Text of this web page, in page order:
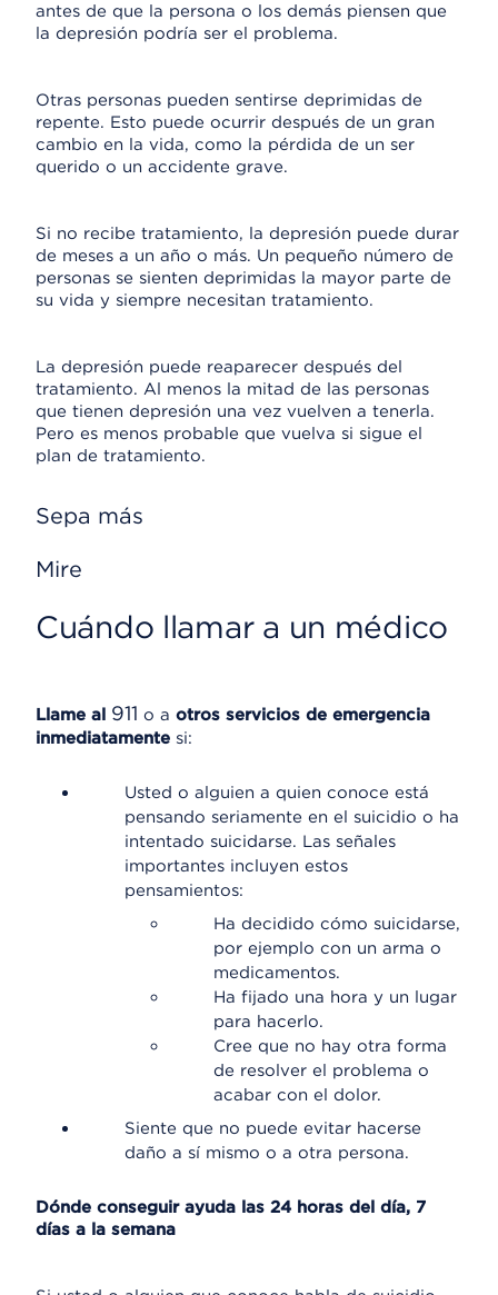
antes de que la persona o los demás piensen que
la depresión podría ser el problema.
Otras personas pueden sentirse deprimidas de
repente. Esto puede ocurrir después de un gran
cambio en la vida, como la pérdida de un ser
querido o un accidente grave.
Si no recibe tratamiento, la depresión puede durar
de meses a un año o más. Un pequeño número de
personas se sienten deprimidas la mayor parte de
su vida y siempre necesitan tratamiento.
La depresión puede reaparecer después del
tratamiento. Al menos la mitad de las personas
que tienen depresión una vez vuelven a tenerla.
Pero es menos probable que vuelva si sigue el
plan de tratamiento.
Sepa más
Mire
Cuándo llamar a un médico
Llame al 911 o a otros servicios de emergencia
inmediatamente si:
Usted o alguien a quien conoce está
pensando seriamente en el suicidio o ha
intentado suicidarse. Las señales
importantes incluyen estos
pensamientos:
Ha decidido cómo suicidarse,
por ejemplo con un arma o
medicamentos.
Ha fijado una hora y un lugar
para hacerlo.
Cree que no hay otra forma
de resolver el problema o
acabar con el dolor.
Siente que no puede evitar hacerse
daño a sí mismo o a otra persona.
Dónde conseguir ayuda las 24 horas del día, 7
días a la semana